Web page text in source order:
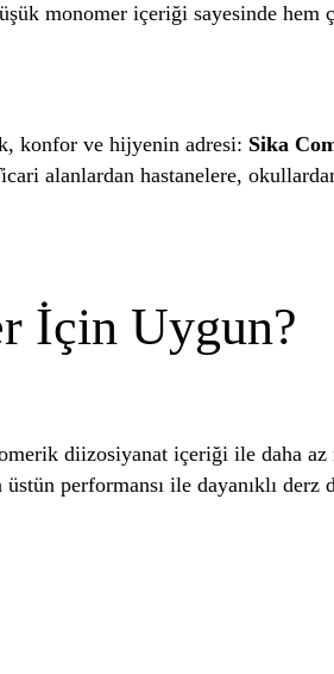
monomer içeriği sayesinde hem
konfor ve hijyenin adresi: Sika
alanlardan hastanelere,
İçin Uygun?
diizosiyanat içeriği ile daha
üstün performansı ile dayanıklı